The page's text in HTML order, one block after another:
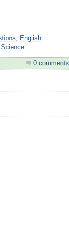
, English
Science
0 comments